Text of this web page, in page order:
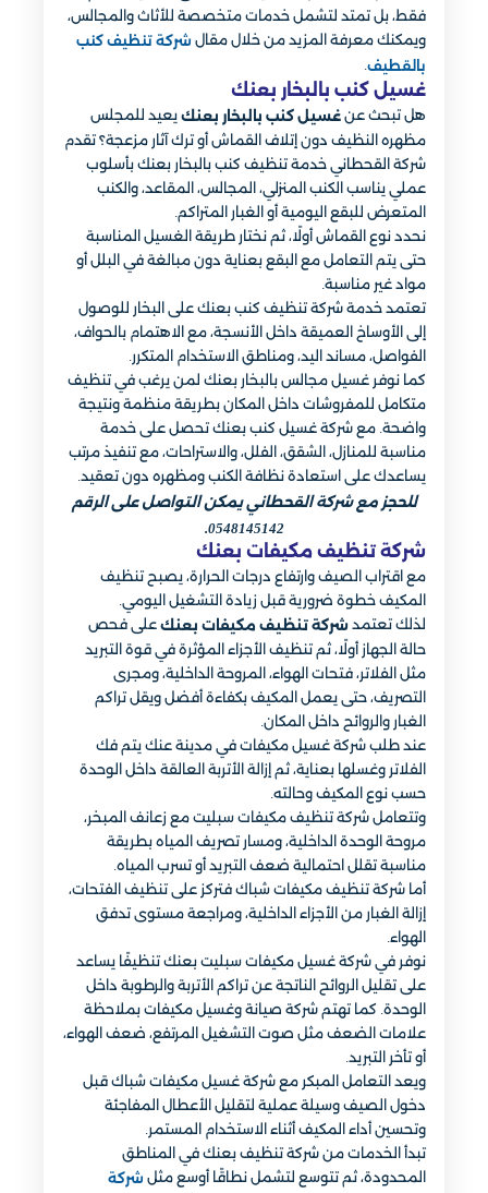
فقط، بل تمتد لتشمل خدمات متخصصة للأثاث والمجالس،
ويمكنك معرفة المزيد من خلال مقال شركة تنظيف كنب
بالقطيف
غسيل كنب بالبخار بعنك
هل تبحث عن غسيل كنب بالبخار بعنك يعيد للمجلس
مظهره النظيف دون إتلاف القماش أو ترك آثار مزعجة؟ تقدم
شركة القحطاني خدمة تنظيف كنب بالبخار بعنك بأسلوب
عملي يناسب الكنب المنزلي، المجالس، المقاعد، والكنب
المتعرض للبقع اليومية أو الغبار المتراكم.
نحدد نوع القماش أولًا، ثم نختار طريقة الغسيل المناسبة
حتى يتم التعامل مع البقع بعناية دون مبالغة في البلل أو
مواد غير مناسبة.
تعتمد خدمة شركة تنظيف كنب بعنك على البخار للوصول
إلى الأوساخ العميقة داخل الأنسجة، مع الاهتمام بالحواف،
الفواصل، مساند اليد، ومناطق الاستخدام المتكرر.
كما نوفر غسيل مجالس بالبخار بعنك لمن يرغب في تنظيف
متكامل للمفروشات داخل المكان بطريقة منظمة ونتيجة
واضحة. مع شركة غسيل كنب بعنك تحصل على خدمة
مناسبة للمنازل، الشقق، الفلل، والاستراحات، مع تنفيذ مرتب
يساعدك على استعادة نظافة الكنب ومظهره دون تعقيد.
للحجز مع شركة القحطاني يمكن التواصل على الرقم
0548145142.
شركة تنظيف مكيفات بعنك
مع اقتراب الصيف وارتفاع درجات الحرارة، يصبح تنظيف
المكيف خطوة ضرورية قبل زيادة التشغيل اليومي.
لذلك تعتمد شركة تنظيف مكيفات بعنك على فحص
حالة الجهاز أولًا، ثم تنظيف الأجزاء المؤثرة في قوة التبريد
مثل الفلاتر، فتحات الهواء، المروحة الداخلية، ومجرى
التصريف، حتى يعمل المكيف بكفاءة أفضل ويقل تراكم
الغبار والروائح داخل المكان.
عند طلب شركة غسيل مكيفات في مدينة عنك يتم فك
الفلاتر وغسلها بعناية، ثم إزالة الأتربة العالقة داخل الوحدة
حسب نوع المكيف وحالته.
وتتعامل شركة تنظيف مكيفات سبليت مع زعانف المبخر،
مروحة الوحدة الداخلية، ومسار تصريف المياه بطريقة
مناسبة تقلل احتمالية ضعف التبريد أو تسرب المياه.
أما شركة تنظيف مكيفات شباك فتركز على تنظيف الفتحات،
إزالة الغبار من الأجزاء الداخلية، ومراجعة مستوى تدفق
الهواء.
نوفر في شركة غسيل مكيفات سبليت بعنك تنظيفًا يساعد
على تقليل الروائح الناتجة عن تراكم الأتربة والرطوبة داخل
الوحدة. كما تهتم شركة صيانة وغسيل مكيفات بملاحظة
علامات الضعف مثل صوت التشغيل المرتفع، ضعف الهواء،
أو تأخر التبريد.
ويعد التعامل المبكر مع شركة غسيل مكيفات شباك قبل
دخول الصيف وسيلة عملية لتقليل الأعطال المفاجئة
وتحسين أداء المكيف أثناء الاستخدام المستمر.
تبدأ الخدمات من شركة تنظيف بعنك في المناطق
المحدودة، ثم تتوسع لتشمل نطاقًا أوسع مثل شركة